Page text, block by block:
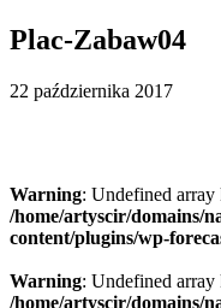
Plac-Zabaw04
22 października 2017
Warning: Undefined
/home/artyscir/domains/
content/plugins/wp-
Warning: Undefined
/home/artyscir/domains/